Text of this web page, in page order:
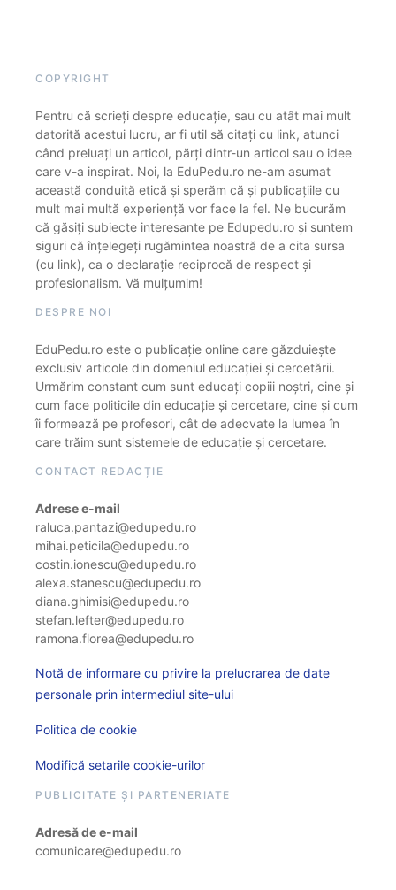
COPYRIGHT
Pentru că scrieți despre educație, sau cu atât mai mult
datorită acestui lucru, ar fi util să citați cu link, atunci
când preluați un articol, părți dintr-un articol sau o idee
care v-a inspirat. Noi, la EduPedu.ro ne-am asumat
această conduită etică și sperăm că și publicațiile cu
mult mai multă experiență vor face la fel. Ne bucurăm
că găsiți subiecte interesante pe Edupedu.ro și suntem
siguri că înțelegeți rugămintea noastră de a cita sursa
(cu link), ca o declarație reciprocă de respect și
profesionalism. Vă mulțumim!
DESPRE NOI
EduPedu.ro este o publicație online care găzduiește
exclusiv articole din domeniul educației și cercetării.
Urmărim constant cum sunt educați copiii noștri, cine și
cum face politicile din educație și cercetare, cine și cum
îi formează pe profesori, cât de adecvate la lumea în
care trăim sunt sistemele de educație și cercetare.
CONTACT REDACȚIE
Adrese e-mail
raluca.pantazi@edupedu.ro
mihai.peticila@edupedu.ro
costin.ionescu@edupedu.ro
alexa.stanescu@edupedu.ro
diana.ghimisi@edupedu.ro
stefan.lefter@edupedu.ro
ramona.florea@edupedu.ro
Notă de informare cu privire la prelucrarea de date
personale prin intermediul site-ului
Politica de cookie
Modifică setarile cookie-urilor
PUBLICITATE ȘI PARTENERIATE
Adresă de e-mail
comunicare@edupedu.ro